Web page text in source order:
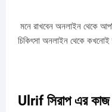
মনে রাখবেন অনলাইন থেকে
চিকিৎসা অনলাইন থেকে
Ulrif সিরাপ এর কাজ